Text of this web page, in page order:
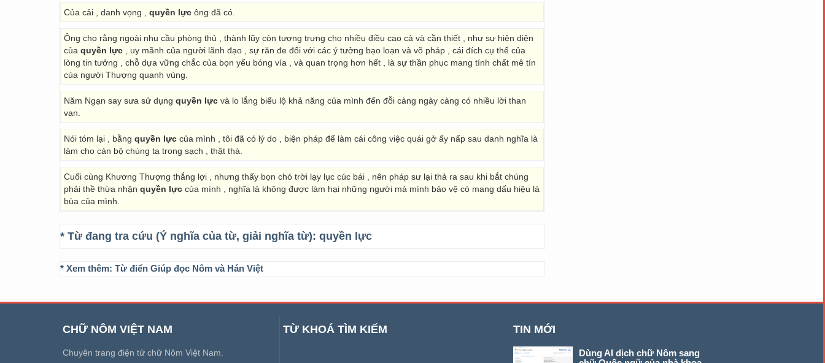
Của cải , danh vọng , quyền lực ông đã có.
Ông cho rằng ngoài nhu cầu phòng thủ , thành lũy còn tượng trưng cho nhiều điều cao cả và cần thiết , như sự hiện diện
của quyền lực , uy mãnh của người lãnh đạo , sự răn đe đối với các ý tưởng bạo loạn và võ pháp , cái đích cụ thể của
lòng tin tưởng , chỗ dựa vững chắc của bọn yếu bóng vía , và quan trọng hơn hết , là sự thần phục mang tính chất mê tín
của người Thượng quanh vùng.
Năm Ngạn say sưa sử dụng quyền lực và lo lắng biểu lộ khả năng của mình đến đỗi càng ngày càng có nhiều lời than
van.
Nói tóm lại , bằng quyền lực của mình , tôi đã có lý do , biện pháp để làm cái công việc quái gở ấy nấp sau danh nghĩa là
làm cho cán bộ chúng ta trong sạch , thật thà.
Cuối cùng Khương Thượng thắng lợi , nhưng thấy bọn chó trời lạy lục cúc bái , nên pháp sư lại thả ra sau khi bắt chúng
phải thề thừa nhận quyền lực của mình , nghĩa là không được làm hại những người mà mình bảo vệ có mang dấu hiệu lá
bùa của mình.
* Từ đang tra cứu (Ý nghĩa của từ, giải nghĩa từ): quyền lực
* Xem thêm: Từ điển Giúp đọc Nôm và Hán Việt
CHỮ NÔM VIỆT NAM
Chuyên trang điện tử chữ Nôm Việt Nam.
TỪ KHOÁ TÌM KIẾM TIN MỚI
Dùng AI dịch chữ Nôm sang